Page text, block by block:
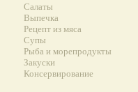
Салаты
Выпечка
Рецепт из мяса
Супы
Рыба и морепродукты
Закуски
Консервирование